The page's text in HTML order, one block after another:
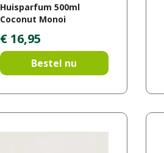
Huisparfum 500ml
Coconut Monoi
€ 16,95
Bestel nu